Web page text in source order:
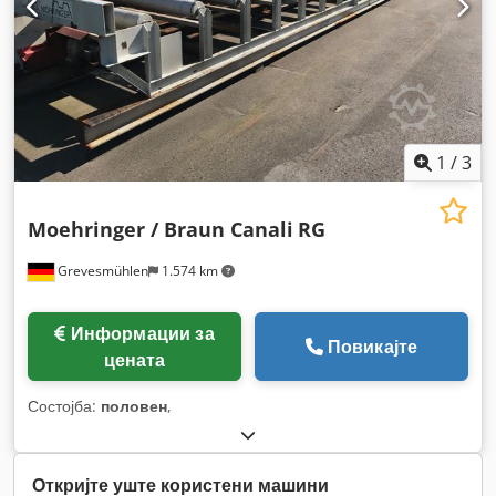
1 /3
Grevesmühlen 1.574 km
Moehringer / Braun Canali RG
цената
Повикајте
Состојба: половен,
Откријте уште користени машини